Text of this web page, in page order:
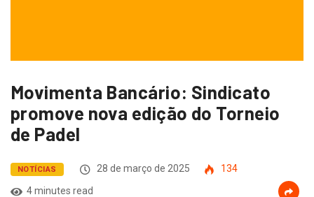
Movimenta Bancário: Sindicato
promove nova edição do Torneio
de Padel
NOTÍCIAS 28 de março de 2025
134
4 minutes read